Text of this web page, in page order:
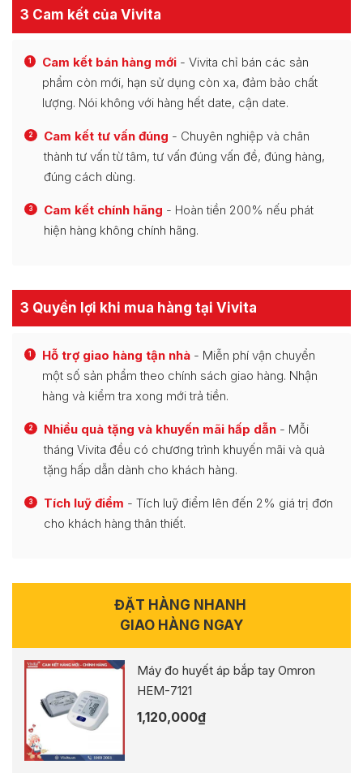
3 Cam kết của Vivita
1 Cam kết bán hàng mới - Vivita chỉ bán các sản
phẩm còn mới, hạn sử dụng còn xa, đảm bảo chất
lượng. Nói không với hàng hết date, cận date.
2 Cam kết tư vấn đúng - Chuyên nghiệp và chân
thành tư vấn từ tâm, tư vấn đúng vấn đề, đúng hàng,
đúng cách dùng.
3 Cam kết chính hãng - Hoàn tiền 200% nếu phát
hiện hàng không chính hãng.
3 Quyền lợi khi mua hàng tại Vivita
1 Hỗ trợ giao hàng tận nhà - Miễn phí vận chuyển
một số sản phẩm theo chính sách giao hàng. Nhận
hàng và kiểm tra xong mới trả tiền.
2 Nhiều quà tặng và khuyến mãi hấp dẫn - Mỗi
tháng Vivita đều có chương trình khuyến mãi và quà
tặng hấp dẫn dành cho khách hàng.
3 Tích luỹ điểm - Tích luỹ điểm lên đến 2% giá trị đơn
cho khách hàng thân thiết.
ĐẶT HÀNG NHANH
GIAO HÀNG NGAY
Máy đo huyết áp bắp tay Omron
HEM-7121
1,120,000₫